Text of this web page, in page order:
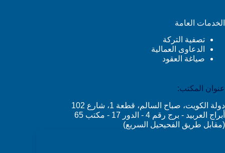
الخدمات العامة
تصفية التركة
الدعاوى العمالية
صياغة العقود
عنوان المكتب:
دولة الكويت، صباح السالم، قطعة 1، شارع 102
أبراج العربيد - برج رقم 4 - الدور 17 - مكتب 65
(مقابل طريق الفحيحيل السريع)